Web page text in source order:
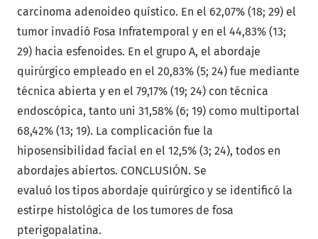
carcinoma adenoideo quístico. En el 62,07% (18; 29) el
tumor invadió Fosa Infratemporal y en el 44,83% (13;
29) hacia esfenoides. En el grupo A, el abordaje
quirúrgico empleado en el 20,83% (5; 24) fue mediante
técnica abierta y en el 79,17% (19; 24) con técnica
endoscópica, tanto uni 31,58% (6; 19) como multiportal
68,42% (13; 19). La complicación fue la
hiposensibilidad facial en el 12,5% (3; 24), todos en
abordajes abiertos. CONCLUSIÓN. Se
evaluó los tipos abordaje quirúrgico y se identificó la
estirpe histológica de los tumores de fosa
pterigopalatina.